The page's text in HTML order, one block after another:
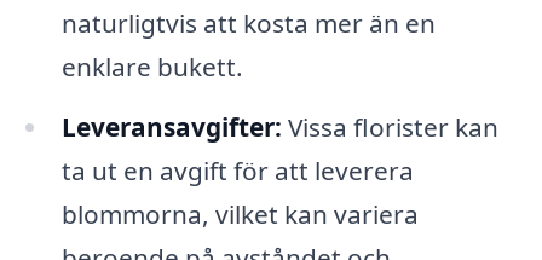
naturligtvis att kosta mer än en
enklare bukett.
Leveransavgifter: Vissa florister kan
ta ut en avgift för att leverera
blommorna, vilket kan variera